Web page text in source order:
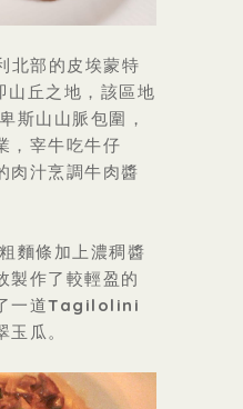
部的皮埃蒙特
丘之地，該區地
斯山山脈包圍，
，宰牛吃牛仔
肉汁烹調牛肉醬
麵條加上濃稠醬
製作了較輕盈的
一道Tagilolini
瓜。